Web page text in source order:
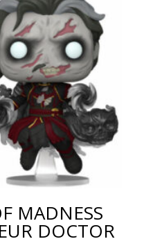
MADNESS
DOCTOR